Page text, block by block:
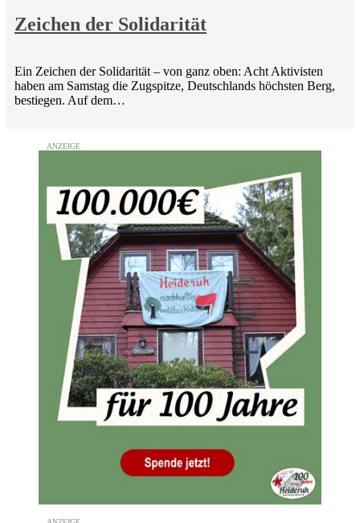
Zeichen der Solidarität
Ein Zeichen der Solidarität – von ganz oben: Acht Aktivisten
haben am Samstag die Zugspitze, Deutschlands höchsten Berg,
bestiegen. Auf dem…